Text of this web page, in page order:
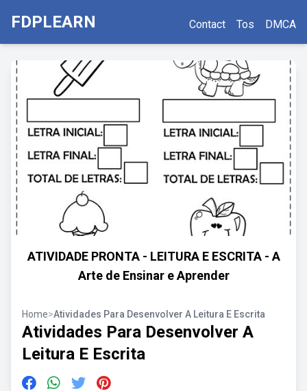
FDPLEARN Contact Tos DMCA
ATIVIDADE PRONTA - LEITURA E ESCRITA - A
Arte de Ensinar e Aprender
Home>Atividades Para Desenvolver A Leitura E Escrita
Atividades Para Desenvolver A
Leitura E Escrita